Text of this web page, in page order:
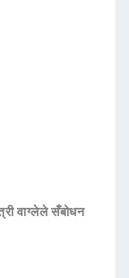
वाग्लेले सँबोधन